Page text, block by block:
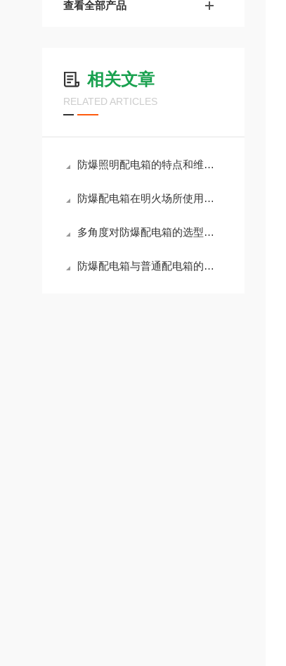
查看全部产品
相关文章
RELATED ARTICLES
防爆照明配电箱的特点和维护方法
防爆配电箱在明火场所使用管理制度
多角度对防爆配电箱的选型剖析
防爆配电箱与普通配电箱的不同